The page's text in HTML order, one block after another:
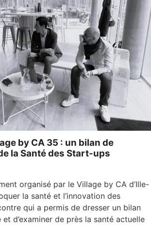
by CA 35 : un bilan de
la Santé des Start-ups
organisé par le Village by CA d’Ille-
la santé et l’innovation des
qui a permis de dresser un bilan
et d’examiner de près la santé actuelle